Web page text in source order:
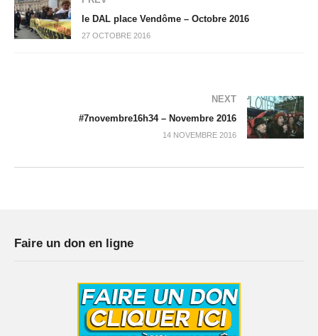
le DAL place Vendôme – Octobre 2016
27 OCTOBRE 2016
NEXT
#7novembre16h34 – Novembre 2016
14 NOVEMBRE 2016
Faire un don en ligne